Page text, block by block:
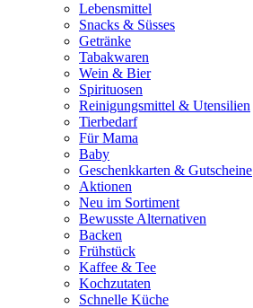
Lebensmittel
Snacks & Süsses
Getränke
Tabakwaren
Wein & Bier
Spirituosen
Reinigungsmittel & Utensilien
Tierbedarf
Für Mama
Baby
Geschenkkarten & Gutscheine
Aktionen
Neu im Sortiment
Bewusste Alternativen
Backen
Frühstück
Kaffee & Tee
Kochzutaten
Schnelle Küche